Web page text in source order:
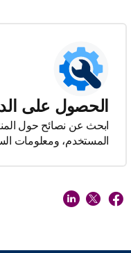
الحصول على
ابحث عن نصائح حول
المستخدم، ومعلومات